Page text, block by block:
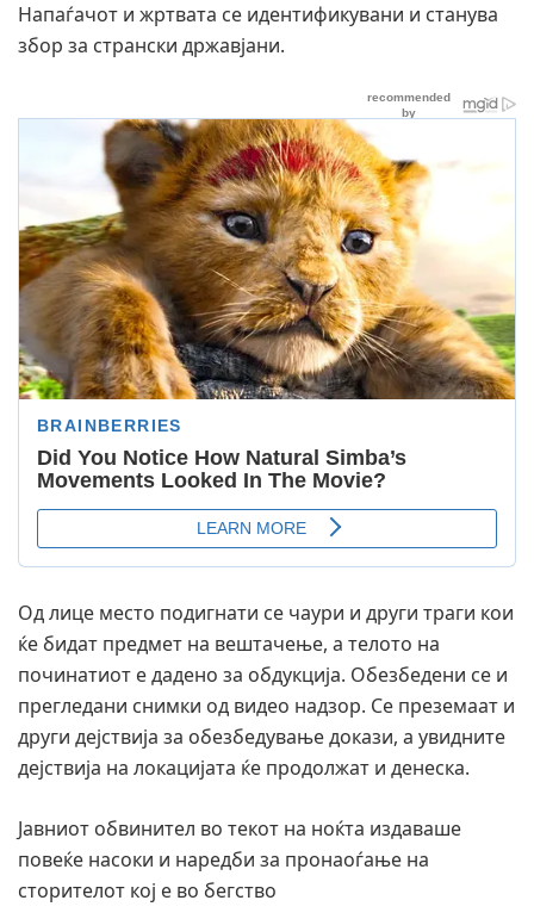
Напаѓачот и жртвата се идентификувани и станува
збор за странски државјани.
Од лице место подигнати се чаури и други траги кои
ќе бидат предмет на вештачење, а телото на
починатиот е дадено за обдукција. Обезбедени се и
прегледани снимки од видео надзор. Се преземаат и
други дејствија за обезбедување докази, а увидните
дејствија на локацијата ќе продолжат и денеска.
Јавниот обвинител во текот на ноќта издаваше
повеќе насоки и наредби за пронаоѓање на
сторителот кој е во бегство